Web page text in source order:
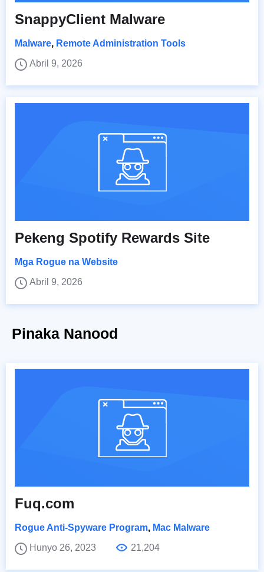
SnappyClient Malware
Malware, Remote Administration Tools
Abril 9, 2026
Pekeng Spotify Rewards Site
Mga Rogue na Website
Abril 9, 2026
Pinaka Nanood
Fuq.com
Rogue Anti-Spyware Program, Mac Malware
Hunyo 26, 2023
21,204